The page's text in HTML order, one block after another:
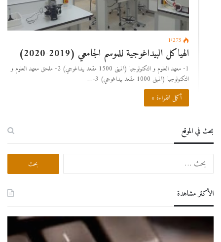
1٬275
الهياكل البيداغوجية للموسم الجامعي (2019-2020)
1- معهد العلوم و التكنولوجيا (المبنى 1500 مقعد بيداغوجي) 2- ملحق معهد العلوم و
التكنولوجيا (المبنى 1000 مقعد بيداغوجي) 3-…
أكمل القراءة »
بحث في الموقع
البحث
الأكثر مشاهدة